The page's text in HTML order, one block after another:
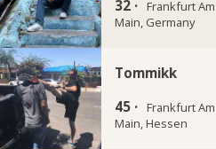
32 · Frankfurt Am
Main, Germany
Tommikk
45 · Frankfurt Am
Main, Hessen